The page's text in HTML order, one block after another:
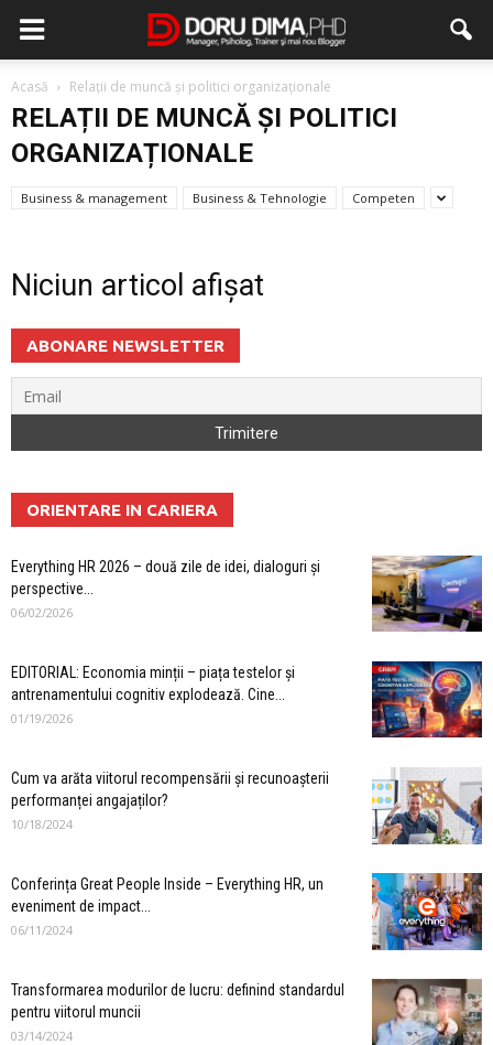
Acasă Relații de muncă și politici organizaționale
RELAȚII DE MUNCĂ ȘI POLITICI
ORGANIZAȚIONALE
Business & management Business & Tehnologie Competen
Niciun articol afișat
ABONARE NEWSLETTER
ORIENTARE IN CARIERA
Everything HR 2026 – două zile de idei, dialoguri și
perspective...
06/02/2026
EDITORIAL: Economia minții – piața testelor și
antrenamentului cognitiv explodează. Cine...
01/19/2026
Cum va arăta viitorul recompensării și recunoașterii
performanței angajaților?
10/18/2024
Conferința Great People Inside – Everything HR, un
eveniment de impact...
06/11/2024
Transformarea modurilor de lucru: definind standardul
pentru viitorul muncii
03/14/2024